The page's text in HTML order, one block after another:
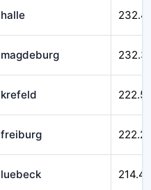
halle
magdeburg
krefeld
freiburg
luebeck